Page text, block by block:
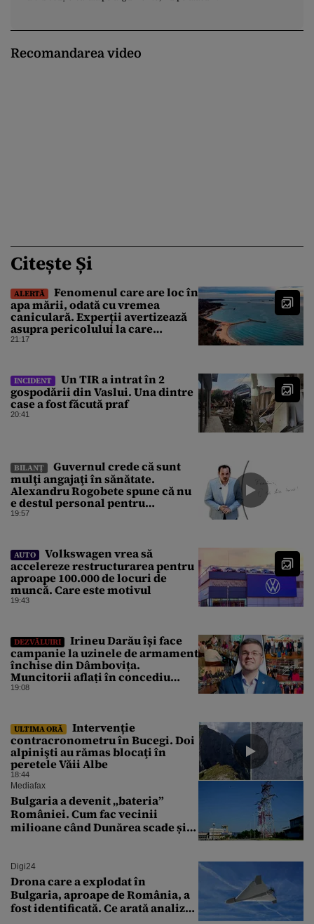
Recomandarea video
Citește Și
ALERTĂ
Fenomenul care are loc în
apa mării, odată cu vremea
caniculară. Experții avertizează
asupra pericolului la care
oamenii pot fi expuși
21:17
INCIDENT
Un TIR a intrat în 2
gospodării din Vaslui. Una dintre
case a fost făcută praf
20:41
BILANȚ
Guvernul crede că sunt
mulţi angajaţi în sănătate.
Alexandru Rogobete spune că nu
e destul personal pentru
combaterea infecţiilor
19:57
AUTO
Volkswagen vrea să
accelereze restructurarea pentru
aproape 100.000 de locuri de
muncă. Care este motivul
19:43
DEZVĂLUIRI
Irineu Darău își face
campanie la uzinele de armament
închise din Dâmbovița.
Muncitorii aflați în concediu
forțat din cauza lipsei comenzilor
19:08
ULTIMA ORĂ
Intervenție
contracronometru în Bucegi. Doi
alpinişti au rămas blocaţi în
peretele Văii Albe
18:44
Mediafax
Bulgaria a devenit „bateria”
României. Cum fac vecinii
milioane când Dunărea scade și
Digi24
Drona care a explodat în
Bulgaria, aproape de România, a
fost identificată. Ce arată analiza